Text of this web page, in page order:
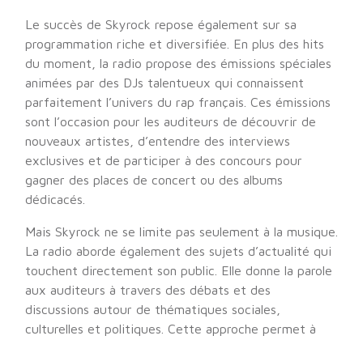
Le succès de Skyrock repose également sur sa
programmation riche et diversifiée. En plus des hits
du moment, la radio propose des émissions spéciales
animées par des DJs talentueux qui connaissent
parfaitement l’univers du rap français. Ces émissions
sont l’occasion pour les auditeurs de découvrir de
nouveaux artistes, d’entendre des interviews
exclusives et de participer à des concours pour
gagner des places de concert ou des albums
dédicacés.
Mais Skyrock ne se limite pas seulement à la musique.
La radio aborde également des sujets d’actualité qui
touchent directement son public. Elle donne la parole
aux auditeurs à travers des débats et des
discussions autour de thématiques sociales,
culturelles et politiques. Cette approche permet à